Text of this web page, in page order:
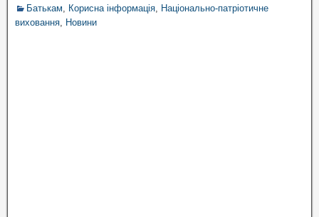
Батькам
Корисна інформація Національно-патріотичне
виховання Новини